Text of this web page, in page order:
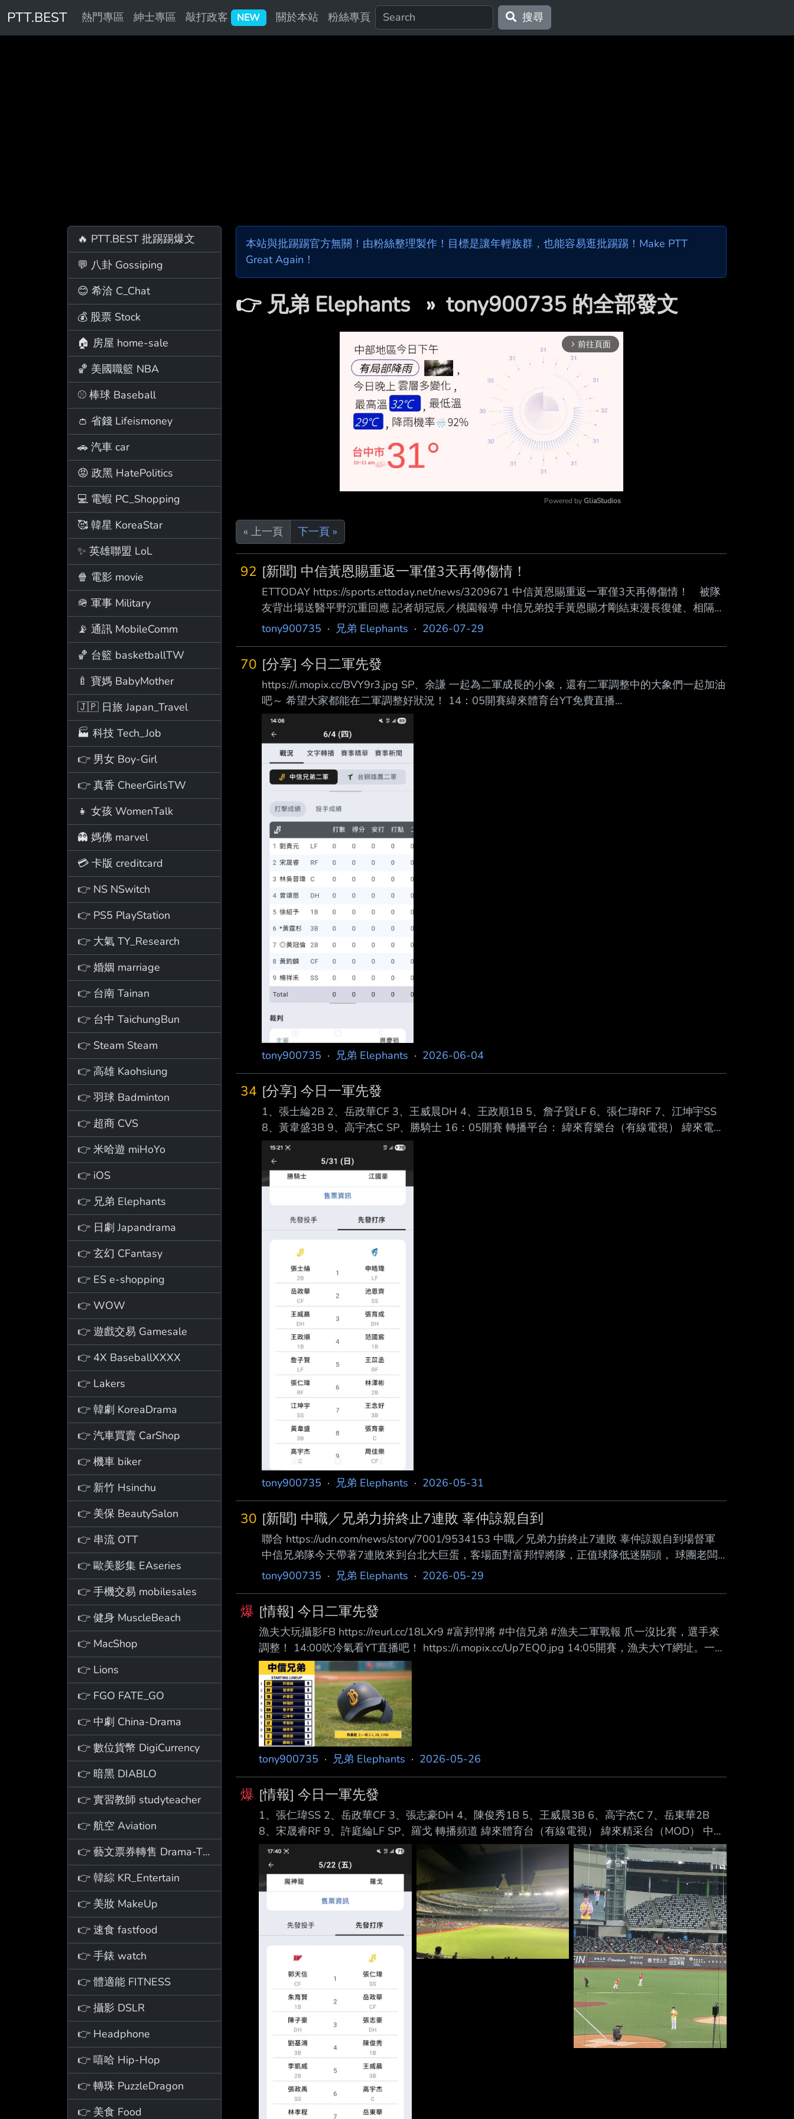
PTT.BEST 熱門專區 紳士專區 敲打政客 NEW 關於本站 粉絲專頁 搜尋
🔥 PTT.BEST 批踢踢爆文
💬 八卦 Gossiping
😊 希洽 C_Chat
💰 股票 Stock
🏠 房屋 home-sale
🏀 美國職籃 NBA
⚾ 棒球 Baseball
👛 省錢 Lifeismoney
🚗 汽車 car
😡 政黑 HatePolitics
💻 電蝦 PC_Shopping
🥰 韓星 KoreaStar
✨ 英雄聯盟 LoL
🍿 電影 movie
🪖 軍事 Military
📡 通訊 MobileComm
🏀 台籃 basketballTW
🍼 寶媽 BabyMother
🇯🇵 日旅 Japan_Travel
🏭 科技 Tech_Job
👉 男女 Boy-Girl
👉 真香 CheerGirlsTW
👧 女孩 WomenTalk
👻 媽佛 marvel
💳 卡版 creditcard
👉 NS NSwitch
👉 PS5 PlayStation
👉 大氣 TY_Research
👉 婚姻 marriage
👉 台南 Tainan
👉 台中 TaichungBun
👉 Steam Steam
👉 高雄 Kaohsiung
👉 羽球 Badminton
👉 超商 CVS
👉 米哈遊 miHoYo
👉 iOS
👉 兄弟 Elephants
👉 日劇 Japandrama
👉 玄幻 CFantasy
👉 ES e-shopping
👉 WOW
👉 遊戲交易 Gamesale
👉 4X BaseballXXXX
👉 Lakers
👉 韓劇 KoreaDrama
👉 汽車買賣 CarShop
👉 機車 biker
👉 新竹 Hsinchu
👉 美保 BeautySalon
👉 串流 OTT
👉 歐美影集 EAseries
👉 手機交易 mobilesales
👉 健身 MuscleBeach
👉 MacShop
👉 Lions
👉 FGO FATE_GO
👉 中劇 China-Drama
👉 數位貨幣 DigiCurrency
👉 暗黑 DIABLO
👉 實習教師 studyteacher
👉 航空 Aviation
👉 藝文票券轉售 Drama-Ticket
👉 韓綜 KR_Entertain
👉 美妝 MakeUp
👉 速食 fastfood
👉 手錶 watch
👉 體適能 FITNESS
👉 攝影 DSLR
👉 Headphone
👉 嘻哈 Hip-Hop
👉 轉珠 PuzzleDragon
👉 美食 Food
本站與批踢踢官方無關！由粉絲整理製作！目標是讓年輕族群，也能容易逛批踢踢！Make PTT
Great Again！
👉兄弟 Elephants » tony900735 的全部發文
arrow_forward_ios 前往頁面
Powered by GliaStudios
« 上一頁 下一頁 »
92 [新聞] 中信黃恩賜重返一軍僅3天再傳傷情！
ETTODAY https://sports.ettoday.net/news/3209671 中信黃恩賜重返一軍僅3天再傳傷情！ 被隊
友背出場送醫平野沉重回應 記者胡冠辰／桃園報導 中信兄弟投手黃恩賜才剛結束漫長復健、相隔
383天重返一軍，未料29日賽前練習又傳出 傷情；他在跑步啟動時突然停下，隨後由隊友背離球場
等待檢查結果出爐。 黃恩賜稍早賽前隨隊進行練習，過程中突然無法繼續移動，最後由隊友協助離
場；平野惠 一受訪
tony900735 · 兄弟 Elephants · 2026-07-29
70 [分享] 今日二軍先發
https://i.mopix.cc/BVY9r3.jpg SP、余謙 一起為二軍成長的小象，還有二軍調整中的大象們一起加油
吧～ 希望大家都能在二軍調整好狀況！ 14：05開賽緯來體育台YT免費直播
https://www.youtube.com/live/arFcojq-vww?si=D5Wr0ICPpT8q4bi- --
tony900735 · 兄弟 Elephants · 2026-06-04
34 [分享] 今日一軍先發
1、張士綸2B 2、岳政華CF 3、王威晨DH 4、王政順1B 5、詹子賢LF 6、張仁瑋RF 7、江坤宇SS
8、黃韋盛3B 9、高宇杰C SP、勝騎士 16：05開賽 轉播平台： 緯來育樂台（有線電視） 緯來電視
網、愛爾達體育二台、CPBLTV 、主隊富邦悍將官方圖奇（APP） 愛爾達體育二台（MOD）
https://i.mopix.cc/39HonP.jpg --
tony900735 · 兄弟 Elephants · 2026-05-31
30 [新聞] 中職／兄弟力拚終止7連敗 辜仲諒親自到
聯合 https://udn.com/news/story/7001/9534153 中職／兄弟力拚終止7連敗 辜仲諒親自到場督軍
中信兄弟隊今天帶著7連敗來到台北大巨蛋，客場面對富邦悍將隊，正值球隊低迷關頭， 球團老闆
辜仲諒現身場邊引起關注。 兄弟長年都是中職常勝軍，但今年遭遇重創，至今天賽前以11勝28敗1
前場邊出現 辜仲諒身影，親自到場勉勵黃衫軍。 兄弟5月戰績5勝14敗，已在紀錄邊緣，隊史單月
最多敗紀錄為1
tony900735 · 兄弟 Elephants · 2026-05-29
爆 [情報] 今日二軍先發
漁夫大玩攝影FB https://reurl.cc/18LXr9 #富邦悍將 #中信兄弟 #漁夫二軍戰報 爪一沒比賽，選手來
調整！ 14:00吹冷氣看YT直播吧！ https://i.mopix.cc/Up7EQ0.jpg 14:05開賽，漁夫大YT網址。一起
來加油啦！ https://www.youtube.com/live/9VT1rOkRndY?si=wHBkOTaWtXbYip62 --
tony900735 · 兄弟 Elephants · 2026-05-26
爆 [情報] 今日一軍先發
1、張仁瑋SS 2、岳政華CF 3、張志豪DH 4、陳俊秀1B 5、王威晨3B 6、高宇杰C 7、岳東華2B
8、宋晟睿RF 9、許庭綸LF SP、羅戈 轉播頻道 緯來體育台（有線電視） 緯來精采台（MOD） 中信
兄弟官方Twitch 、緯來電視網 (APP） https://i.mopix.cc/yDGtTF.jpg --